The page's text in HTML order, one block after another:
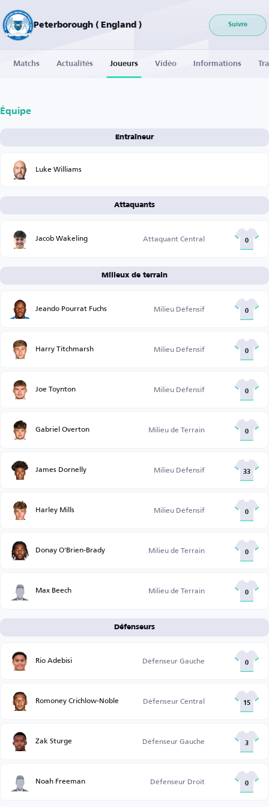
Peterborough ( England ) Suivre
Matchs Actualités Joueurs Vidéo Informations
Équipe
Entraîneur
Luke Williams
Attaquants
Jacob Wakeling Attaquant Central 0
Milieux de terrain
Jeando Pourrat Fuchs Milieu Défensif 0
Harry Titchmarsh Milieu Défensif 0
Joe Toynton Milieu Défensif 0
Gabriel Overton Milieu de Terrain 0
James Dornelly Milieu Défensif 33
Harley Mills Milieu Défensif 0
Donay O'Brien-Brady Milieu de Terrain 0
Max Beech Milieu de Terrain 0
Défenseurs
Rio Adebisi Défenseur Gauche 0
Romoney Crichlow-Noble Défenseur Central 15
Zak Sturge Défenseur Gauche 3
Noah Freeman Défenseur Droit 0